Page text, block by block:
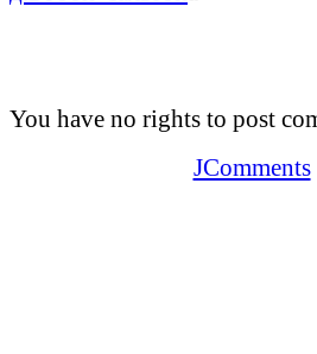
You have no rights to post
JComments